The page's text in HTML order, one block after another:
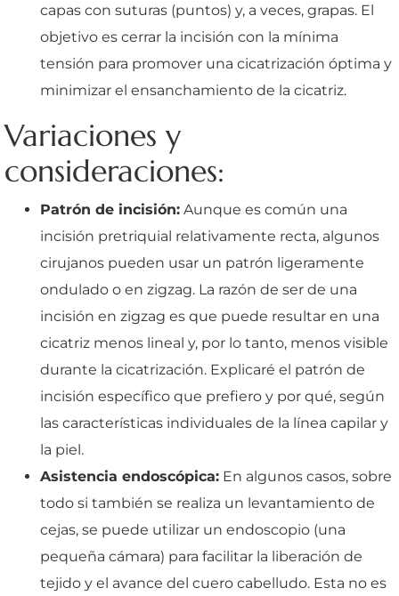
capas con suturas (puntos) y, a veces, grapas. El
objetivo es cerrar la incisión con la mínima
tensión para promover una cicatrización óptima y
minimizar el ensanchamiento de la cicatriz.
Variaciones y
consideraciones:
Patrón de incisión: Aunque es común una
incisión pretriquial relativamente recta, algunos
cirujanos pueden usar un patrón ligeramente
ondulado o en zigzag. La razón de ser de una
incisión en zigzag es que puede resultar en una
cicatriz menos lineal y, por lo tanto, menos visible
durante la cicatrización. Explicaré el patrón de
incisión específico que prefiero y por qué, según
las características individuales de la línea capilar y
la piel.
Asistencia endoscópica: En algunos casos, sobre
todo si también se realiza un levantamiento de
cejas, se puede utilizar un endoscopio (una
pequeña cámara) para facilitar la liberación de
tejido y el avance del cuero cabelludo. Esta no es